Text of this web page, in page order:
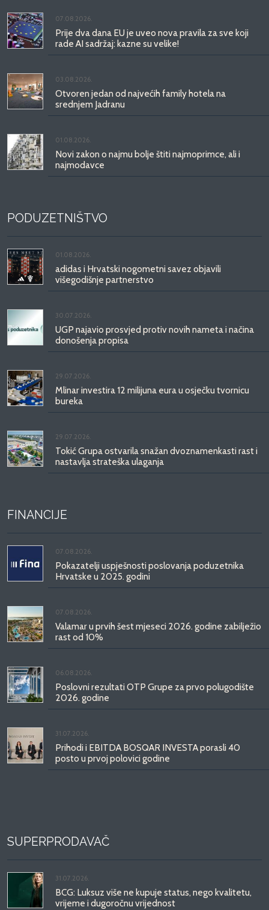
07.08.2026.
Prije dva dana EU je uveo nova pravila za sve koji
rade AI sadržaj: kazne su velike!
03.08.2026.
Otvoren jedan od najvećih family hotela na
srednjem Jadranu
01.08.2026.
Novi zakon o najmu bolje štiti najmoprimce, ali i
najmodavce
PODUZETNIŠTVO
01.08.2026.
adidas i Hrvatski nogometni savez objavili
višegodišnje partnerstvo
30.07.2026.
UGP najavio prosvjed protiv novih nameta i načina
donošenja propisa
29.07.2026.
Mlinar investira 12 milijuna eura u osječku tvornicu
bureka
29.07.2026.
Tokić Grupa ostvarila snažan dvoznamenkasti rast i
nastavlja strateška ulaganja
FINANCIJE
07.08.2026.
Pokazatelji uspješnosti poslovanja poduzetnika
Hrvatske u 2025. godini
07.08.2026.
Valamar u prvih šest mjeseci 2026. godine zabilježio
rast od 10%
06.08.2026.
Poslovni rezultati OTP Grupe za prvo polugodište
2026. godine
31.07.2026.
Prihodi i EBITDA BOSQAR INVESTA porasli 40
posto u prvoj polovici godine
SUPERPRODAVAČ
31.07.2026.
BCG: Luksuz više ne kupuje status, nego kvalitetu,
vrijeme i dugoročnu vrijednost